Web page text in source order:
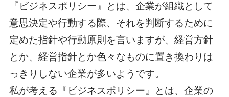
『ビジネスポリシー』とは、企業が組織として
意思決定や行動する際、それを判断するために
定めた指針や行動原則を言いますが、経営方針
とか、経営指針とか色々なものに置き換わりは
っきりしない企業が多いようです。
私が考える『ビジネスポリシー』とは、企業の